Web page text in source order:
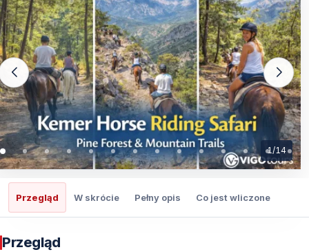
1/14
Przegląd W skrócie Pełny opis Co jest wliczone
Przegląd